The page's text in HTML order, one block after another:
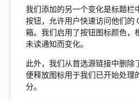
我们添加的另一个变化是标题栏
按钮，允许用户快速访问他们的
箱。我们启用了按钮图标颜色，
未读通知而变化。
此外，我们从首选源链接中删除
便释放图标用于我们已开始处理
分。